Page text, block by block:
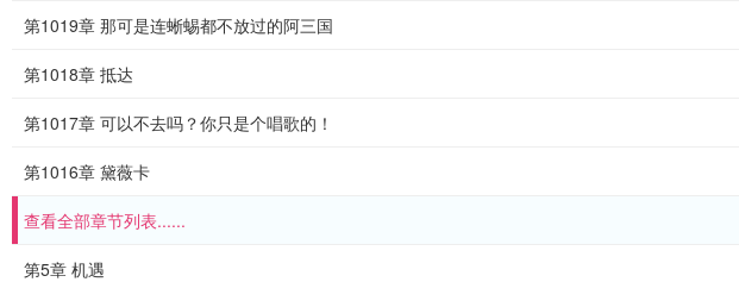
第1019章 那可是连蜥蜴都不放过的阿三国
第1018章 抵达
第1017章 可以不去吗？你只是个唱歌的！
第1016章 黛薇卡
查看全部章节列表......
第5章 机遇